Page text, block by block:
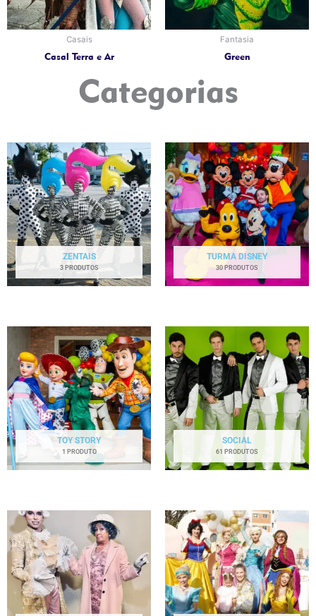
Casais
Casal Terra e Ar
Fantasia
Green
Categorias
ZENTAIS
3 PRODUTOS
TURMA DISNEY
30 PRODUTOS
TOY STORY
1 PRODUTO
SOCIAL
61 PRODUTOS